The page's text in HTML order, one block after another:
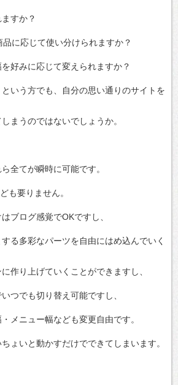
すか？
に応じて使い分けられますか？
好みに応じて変えられますか？
いう方でも、自分の思い通りのサイトを
まうのではないでしょうか。
全てが瞬時に可能です。
も要りません。
ブログ感覚でOKですし、
る多彩なパーツを自由にはめ込んでいく
作り上げていくことができますし、
つでも切り替え可能ですし、
メニュー幅なども変更自由です。
ょいと動かすだけでできてしまいます。